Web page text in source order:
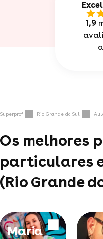
1,9
Superprof Rio Grande do Sul
Os melhores
particulares
(Rio Grande
Maria